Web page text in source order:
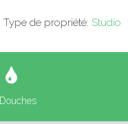
Type de propriété: Studio
Douches